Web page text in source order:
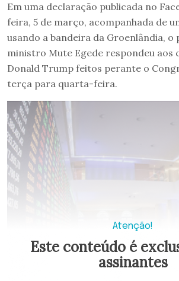
Atenção!
Este conteúdo é
assinantes
Em uma declaração publicada no
feira, 5 de março, acompanhada de
usando a bandeira da Groenlândia,
ministro Mute Egede respondeu aos
Donald Trump feitos perante o
terça para quarta-feira.